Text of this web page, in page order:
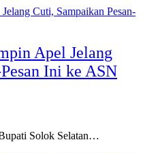
Apel Jelang
Ini ke ASN
Solok Selatan…